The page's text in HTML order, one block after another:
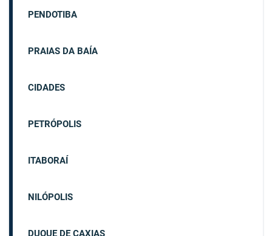
PENDOTIBA
PRAIAS DA BAÍA
CIDADES
PETRÓPOLIS
ITABORAÍ
NILÓPOLIS
DUQUE DE CAXIAS